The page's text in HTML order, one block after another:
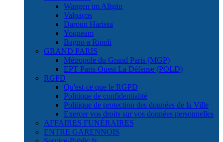
Wangen im Allgäu
Valpaços
Daroun Harissa
Yoqneam
Bagno a Ripoli
GRAND PARIS
Métropole du Grand Paris (MGP)
EPT Paris Ouest La Défense (POLD)
RGPD
Qu'est-ce que le RGPD
Politique de confidentialité
Politique de protection des données de la Ville
Exercer vos droits sur vos données personnelles
AFFAIRES FUNÉRAIRES
ENTRE GARENNOIS